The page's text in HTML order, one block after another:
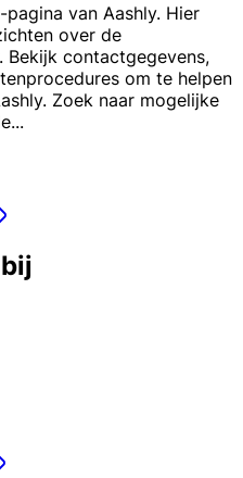
van Aashly. Hier
over de
Bekijk contactgegevens,
om te helpen
Zoek naar mogelijke
...